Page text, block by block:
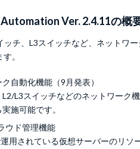
Automation Ver. 2.4.11の概
ッチ、L3スイッチなど、ネットワ
。
自動化機能（9月発表）
L3スイッチなどのネットワーク
施可能です。
ウド管理機能
用されている仮想サーバーのリソ